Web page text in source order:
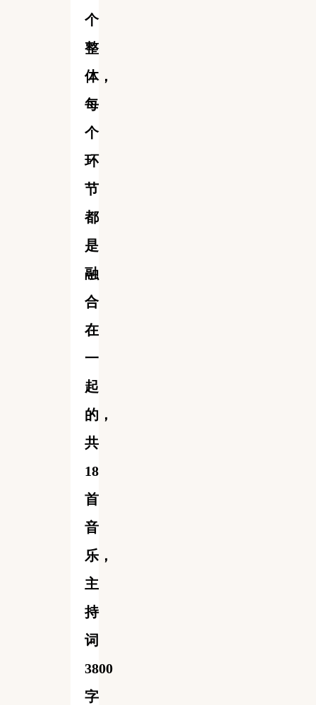
个
整
体，
每
个
环
节
都
是
融
合
在
一
起
的，
共
18
首
音
乐，
主
持
词
3800
字